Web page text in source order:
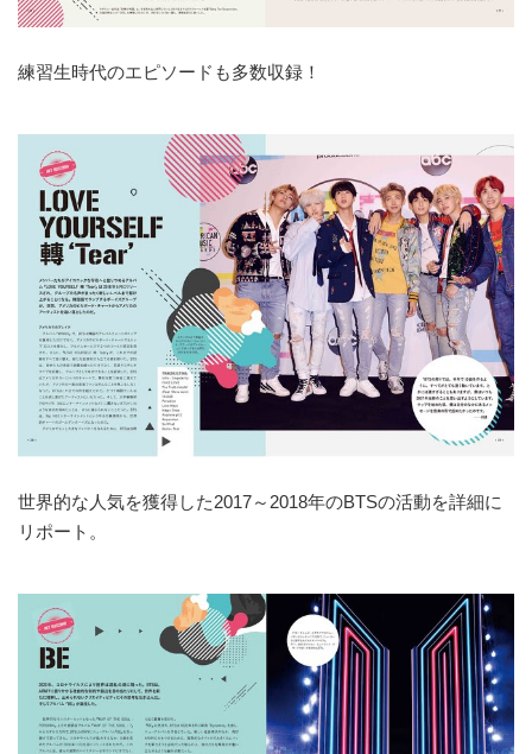
練習生時代のエピソードも多数収録！
世界的な人気を獲得した2017～2018年のBTSの活動を詳細に
リポート。